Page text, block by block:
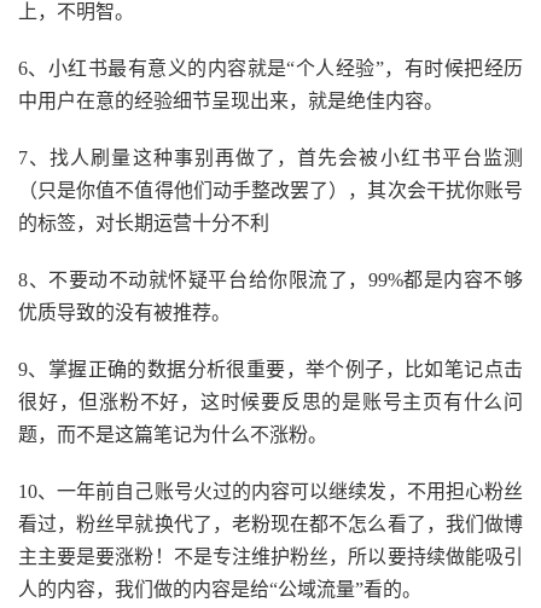
上，不明智。
6、小红书最有意义的内容就是“个人经验”，有时候把经历
中用户在意的经验细节呈现出来，就是绝佳内容。
7、找人刷量这种事别再做了，首先会被小红书平台监测
（只是你值不值得他们动手整改罢了），其次会干扰你账号
的标签，对长期运营十分不利
8、不要动不动就怀疑平台给你限流了，99%都是内容不够
优质导致的没有被推荐。
9、掌握正确的数据分析很重要，举个例子，比如笔记点击
很好，但涨粉不好，这时候要反思的是账号主页有什么问
题，而不是这篇笔记为什么不涨粉。
10、一年前自己账号火过的内容可以继续发，不用担心粉丝
看过，粉丝早就换代了，老粉现在都不怎么看了，我们做博
主主要是要涨粉！不是专注维护粉丝，所以要持续做能吸引
人的内容，我们做的内容是给“公域流量”看的。